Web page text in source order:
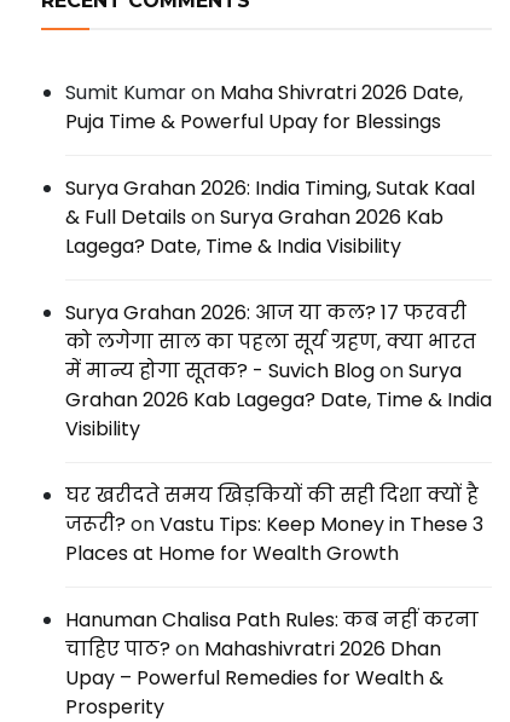
Sumit Kumaron Maha Shivratri 2026 Date,
Puja Time & Powerful Upay for Blessings
Surya Grahan 2026: India Timing, Sutak Kaal
& Full DetailsonSurya Grahan 2026 Kab
Lagega? Date, Time & India Visibility
Surya Grahan 2026: आज या कल? 17 फरवरी
को लगेगा साल का पहला सूर्य ग्रहण, क्या भारत
में मान्य होगा सूतक? - Suvich BlogonSurya
Grahan 2026 Kab Lagega? Date, Time & India
Visibility
घर खरीदते समय खिड़कियों की सही दिशा क्यों है
जरूरी?onVastu Tips: Keep Money in These 3
Places at Home for Wealth Growth
Hanuman Chalisa Path Rules: कब नहीं करना
चाहिए पाठ?on Mahashivratri 2026 Dhan
Upay – Powerful Remedies for Wealth &
Prosperity